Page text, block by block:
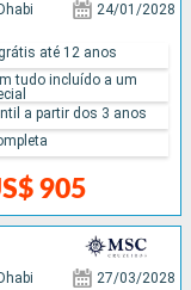
24/01/2028
905
até 12 anos
tudo incluído a um
a partir dos 3 anos
27/03/2028